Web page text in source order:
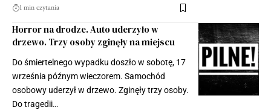
1 min czytania
Horror na drodze. Auto uderzyło w
drzewo. Trzy osoby zginęły na miejscu
Do śmiertelnego wypadku doszło w sobotę, 17
września późnym wieczorem. Samochód
osobowy uderzył w drzewo. Zginęły trzy osoby.
Do tragedii…